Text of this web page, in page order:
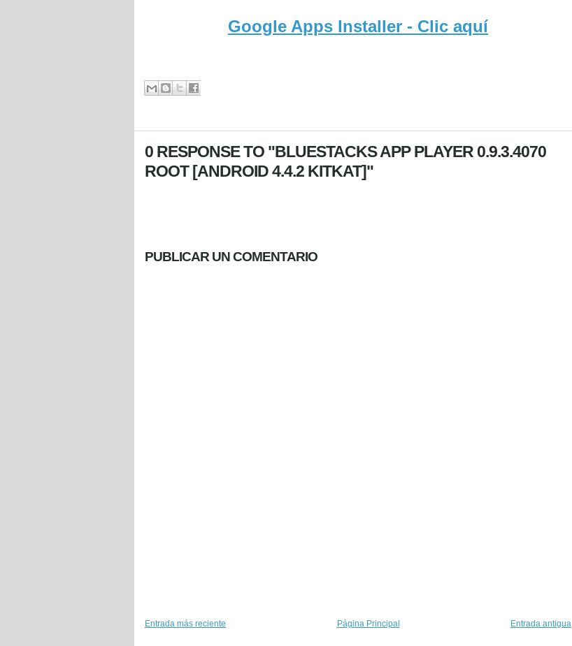
Google Apps Installer - Clic aquí
0 RESPONSE TO "BLUESTACKS APP PLAYER 0.9.3.4070
ROOT [ANDROID 4.4.2 KITKAT]"
PUBLICAR UN COMENTARIO
Entrada más reciente Entrada antigua
Página Principal